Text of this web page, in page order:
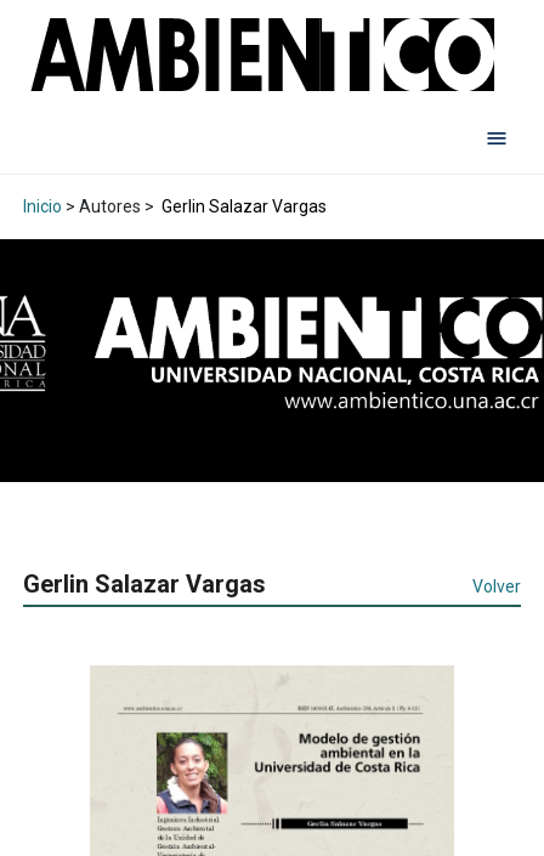
Inicio > Autores > Gerlin Salazar Vargas
Gerlin Salazar Vargas Volver